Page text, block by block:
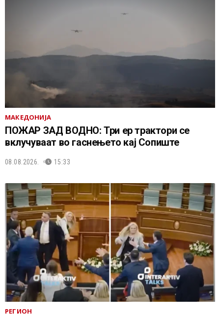
МАКЕДОНИЈА
ПОЖАР ЗАД ВОДНО: Три ер трактори се
вклучуваат во гаснењето кај Сопиште
08.08.2026. 15:33
РЕГИОН